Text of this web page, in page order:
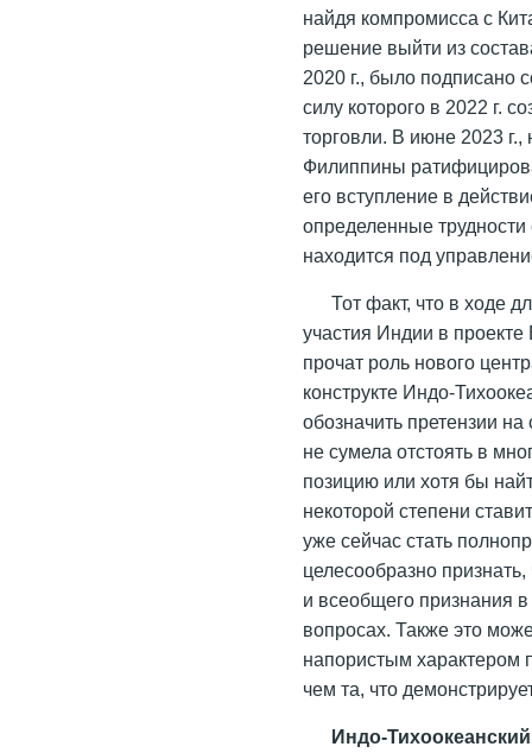
найдя компромисса с
решение выйти из
2020 г., было подписано
силу которого в 2022 г.
торговли. В июне 2023
Филиппины
его вступление в
определенные
находится под
Тот факт, что в ходе
участия Индии в
прочат роль нового
конструкте Индо-
обозначить претензии
не сумела отстоять в
позицию или хотя бы
некоторой степени
уже сейчас стать
целесообразно
и всеобщего признания
вопросах. Также это
напористым характером
чем та, что
Индо-